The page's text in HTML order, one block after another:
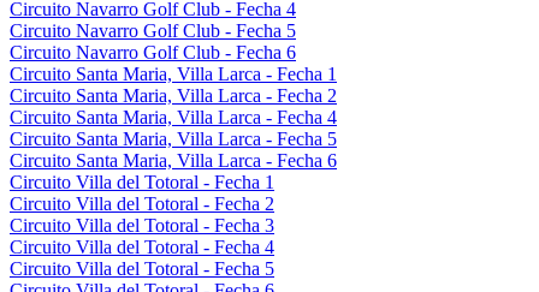
Circuito Navarro Golf Club - Fecha 4
Circuito Navarro Golf Club - Fecha 5
Circuito Navarro Golf Club - Fecha 6
Circuito Santa Maria, Villa Larca - Fecha 1
Circuito Santa Maria, Villa Larca - Fecha 2
Circuito Santa Maria, Villa Larca - Fecha 4
Circuito Santa Maria, Villa Larca - Fecha 5
Circuito Santa Maria, Villa Larca - Fecha 6
Circuito Villa del Totoral - Fecha 1
Circuito Villa del Totoral - Fecha 2
Circuito Villa del Totoral - Fecha 3
Circuito Villa del Totoral - Fecha 4
Circuito Villa del Totoral - Fecha 5